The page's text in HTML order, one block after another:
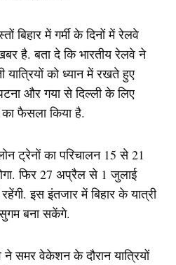
बिहार में गर्मी के दिनों में रेलवे
है. बता दे कि भारतीय रेलवे ने
यात्रियों को ध्यान में रखते हुए
और गया से दिल्ली के लिए
फैसला किया है.
ट्रेनों का परिचालन 15 से 21
फिर 27 अप्रैल से 1 जुलाई
इस इंतजार में बिहार के यात्री
बना सकेंगे.
समर वेकेशन के दौरान यात्रियों